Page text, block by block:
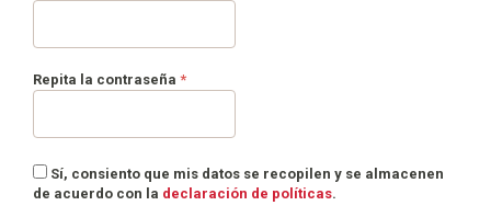
Repita la contraseña *Obligatorio
de acuerdo con la declaración de políticas.